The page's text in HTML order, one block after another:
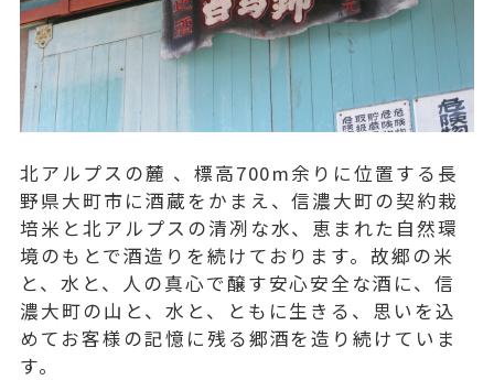
北アルプスの麓 、標高700m余りに位置する長
野県大町市に酒蔵をかまえ、信濃大町の契約栽
培米と北アルプスの清冽な水、恵まれた自然環
境のもとで酒造りを続けております。故郷の米
と、水と、人の真心で醸す安心安全な酒に、信
濃大町の山と、水と、ともに生きる、思いを込
めてお客様の記憶に残る郷酒を造り続けていま
す。